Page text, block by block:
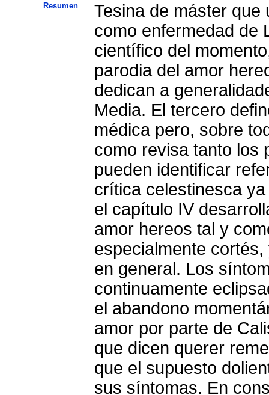
Resumen
Tesina de máster que
como enfermedad de
científico del
parodia del amor
dedican a
Media. El tercero
médica pero, sobre
como revisa tanto los
pueden identificar
crítica celestinesca
el capítulo IV
amor hereos tal y
especialmente
en general. Los
continuamente
el abandono
amor por parte de
que dicen querer
que el supuesto
sus síntomas. En